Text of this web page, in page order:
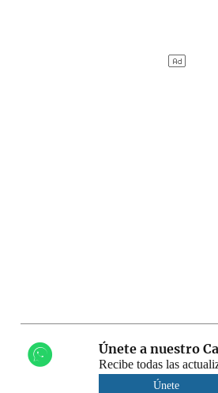
Únete a nuestro
Recibe todas las
Únete